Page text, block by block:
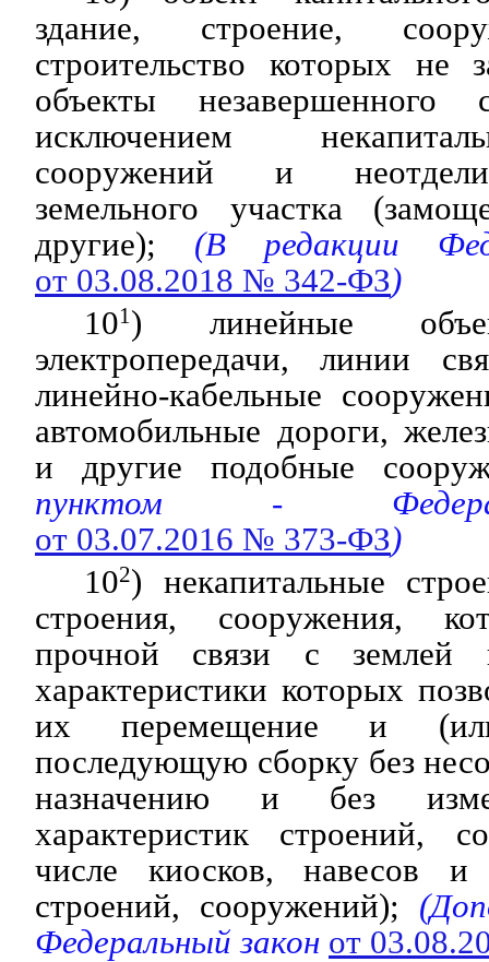
здание, строение,
строительство которых не
объекты незавершенного
исключением
сооружений и
земельного участка
другие); (В редакции
от 03.08.2018 № 342-ФЗ)
101 ) линейные
электропередачи, линии
линейно-кабельные
автомобильные дороги,
и другие подобные
пунктом -
от 03.07.2016 № 373-ФЗ)
102) некапитальные
строения, сооружения,
прочной связи с землей
характеристики которых
их перемещение и
последующую сборку без
назначению и без
характеристик строений,
числе киосков, навесов
строений, сооружений);
Федеральный закон от